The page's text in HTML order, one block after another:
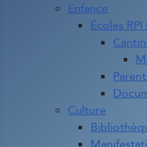
Enfance
Écoles
Culture